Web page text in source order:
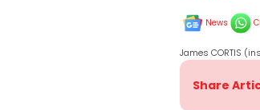
News
James CORTIS
Share